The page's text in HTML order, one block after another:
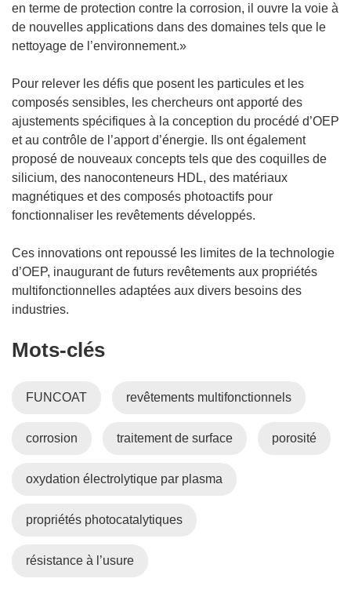
en terme de protection contre la corrosion, il ouvre la voie à
de nouvelles applications dans des domaines tels que le
nettoyage de l’environnement.»
Pour relever les défis que posent les particules et les
composés sensibles, les chercheurs ont apporté des
ajustements spécifiques à la conception du procédé d’OEP
et au contrôle de l’apport d’énergie. Ils ont également
proposé de nouveaux concepts tels que des coquilles de
silicium, des nanoconteneurs HDL, des matériaux
magnétiques et des composés photoactifs pour
fonctionnaliser les revêtements développés.
Ces innovations ont repoussé les limites de la technologie
d’OEP, inaugurant de futurs revêtements aux propriétés
multifonctionnelles adaptées aux divers besoins des
industries.
Mots‑clés
FUNCOAT revêtements multifonctionnels
corrosion traitement de surface porosité
oxydation électrolytique par plasma
propriétés photocatalytiques
résistance à l’usure